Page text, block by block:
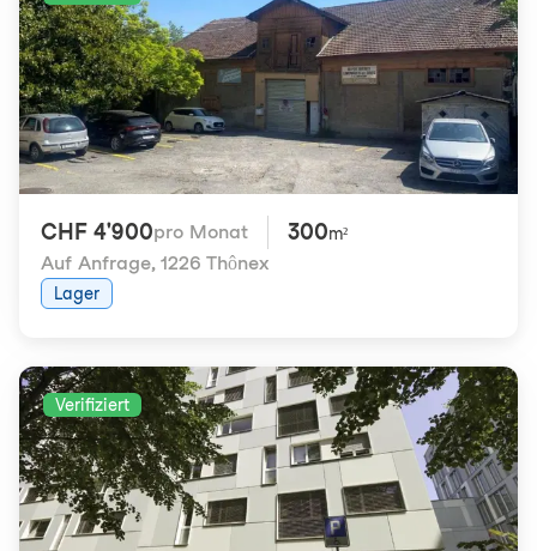
CHF 4'900pro Monat 300m²
Auf Anfrage, 1226 Thônex
Lager
Verifiziert